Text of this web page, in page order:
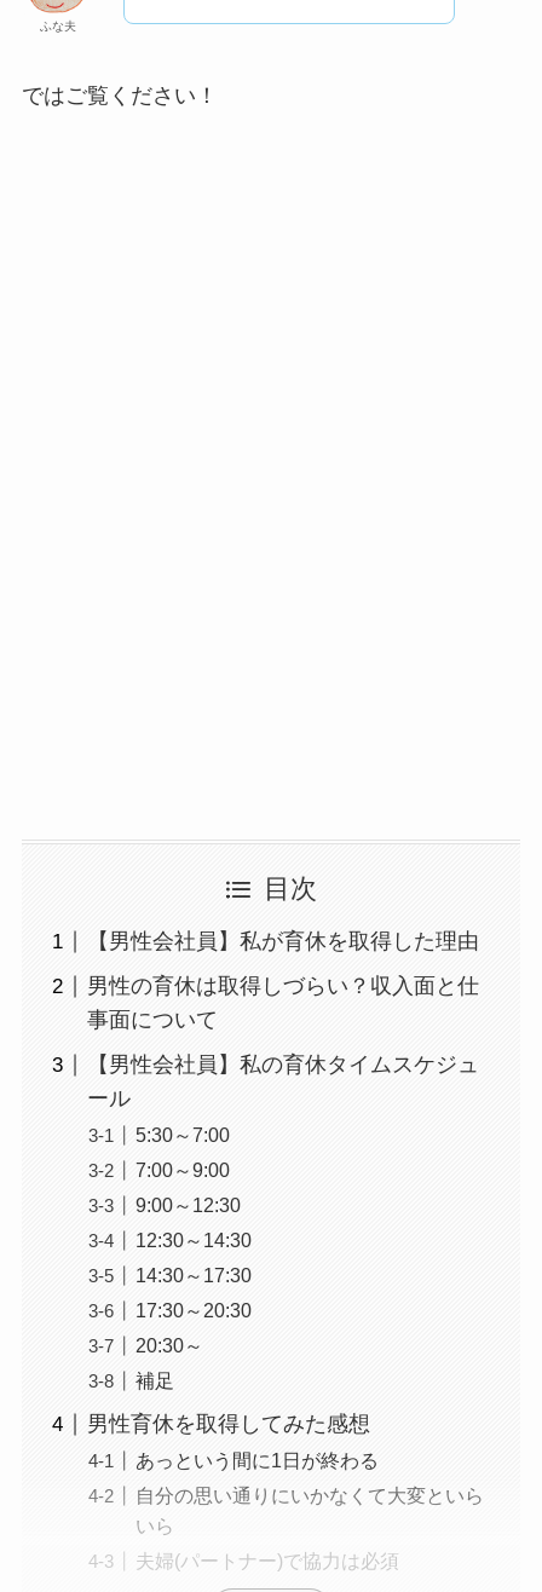
ふな夫
ではご覧ください！
目次
【男性会社員】私が育休を取得した理由
男性の育休は取得しづらい？収入面と仕
事面について
【男性会社員】私の育休タイムスケジュ
ール
5:30～7:00
7:00～9:00
9:00～12:30
12:30～14:30
14:30～17:30
17:30～20:30
20:30～
補足
男性育休を取得してみた感想
あっという間に1日が終わる
自分の思い通りにいかなくて大変といら
いら
夫婦(パートナー)で協力は必須